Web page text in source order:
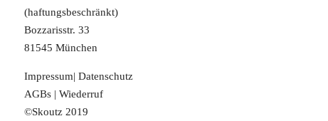
(haftungsbeschränkt)
Bozzarisstr. 33
81545 München
Impressum| Datenschutz
AGBs| Wiederruf
©Skoutz 2019